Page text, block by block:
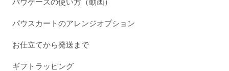
パウスカートのアレンジオプション
お仕立てから発送まで
ギフトラッピング